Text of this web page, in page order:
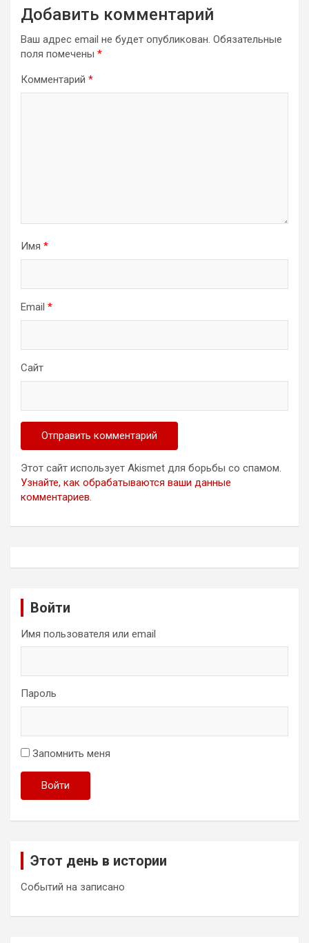
Добавить комментарий
Ваш адрес email не будет опубликован. Обязательные
поля помечены *
Комментарий *
Имя *
Email *
Сайт
Этот сайт использует Akismet для борьбы со спамом.
Узнайте, как обрабатываются ваши данные
комментариев.
Войти
Имя пользователя или email
Пароль
Запомнить меня
Войти
Этот день в истории
Событий на записано